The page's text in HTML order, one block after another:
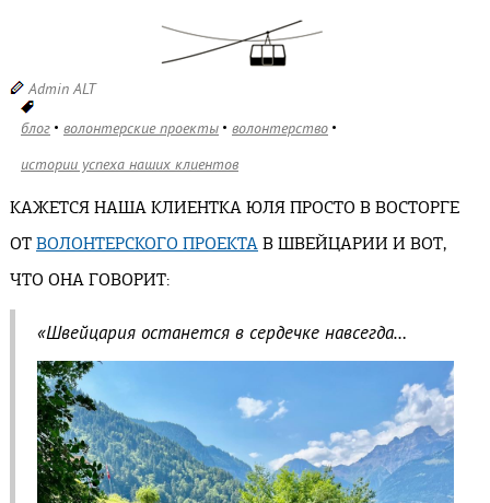
Admin ALT
блог
волонтерские проекты
волонтерство
истории успеха наших клиентов
КАЖЕТСЯ НАША КЛИЕНТКА ЮЛЯ ПРОСТО В ВОСТОРГЕ
ОТ ВОЛОНТЕРСКОГО ПРОЕКТА В ШВЕЙЦАРИИ И ВОТ,
ЧТО ОНА ГОВОРИТ:
«Швейцария останется в сердечке навсегда…